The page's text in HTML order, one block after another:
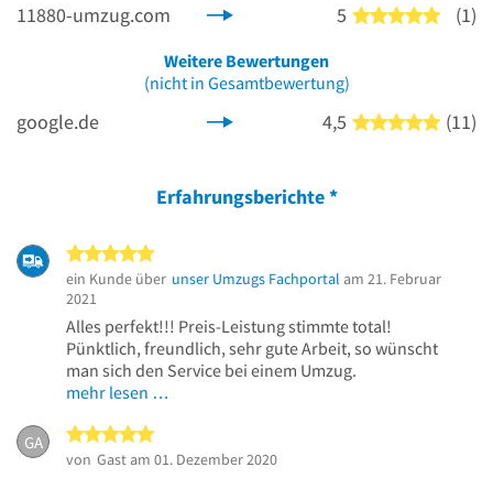
11880-umzug.com
5 5 von
(1)
Weitere Bewertungen
(nicht in Gesamtbewertung)
google.de 4,5 5 von
(11)
Erfahrungsberichte*
ein Kunde über unser Umzugs Fachportal am 21. Februar
2021
Alles perfekt!!! Preis-Leistung stimmte total!
Pünktlich, freundlich, sehr gute Arbeit, so wünscht
man sich den Service bei einem Umzug.
mehr lesen …
GA
von Gast am 01. Dezember 2020